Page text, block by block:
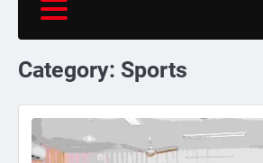
Category: Sports